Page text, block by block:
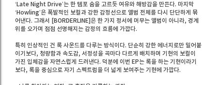
‘Late Night Drive’는 한 템포 숨을 고르듯 여유와 해방감을 만든다. 마지막
‘Howling’은 폭발적인 보컬과 강한 감정선으로 앨범 전체를 다시 단단하게 묶
어낸다. 그래서 [BORDERLINE]은 한 가지 정서에 머무는 앨범이 아니라, 경계
위를 오가며 점점 선명해지는 감정의 흐름에 가깝다.
특히 인상적인 건 록 사운드를 다루는 방식이다. 단순히 강한 에너지로만 밀어붙
이기보다, 청량함과 속도감, 서정성을 곡마다 다르게 배치하며 기현의 보컬이
가진 입체감을 자연스럽게 드러낸다. 덕분에 이번 EP는 록을 하는 기현이라기
보다, 록을 중심으로 자기 스펙트럼을 더 넓게 보여주는 기현에 가깝다.